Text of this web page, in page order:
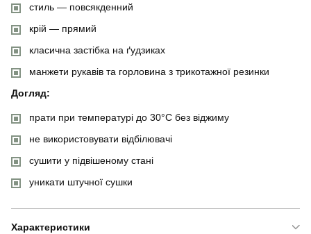
стиль — повсякденний
крій — прямий
класична застібка на ґудзиках
манжети рукавів та горловина з трикотажної резинки
Догляд:
прати при температурі до 30°C без віджиму
не використовувати відбілювачі
сушити у підвішеному стані
уникати штучної сушки
Характеристики